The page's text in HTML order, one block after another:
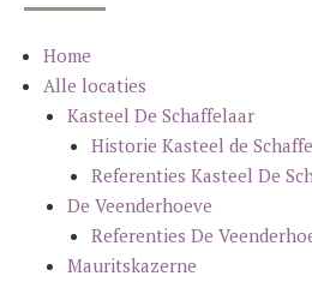
Home
Alle locaties
Kasteel De Schaffelaar
Historie Kasteel de
Referenties Kasteel De
De Veenderhoeve
Referenties De
Mauritskazerne